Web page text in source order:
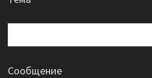
Сообщение